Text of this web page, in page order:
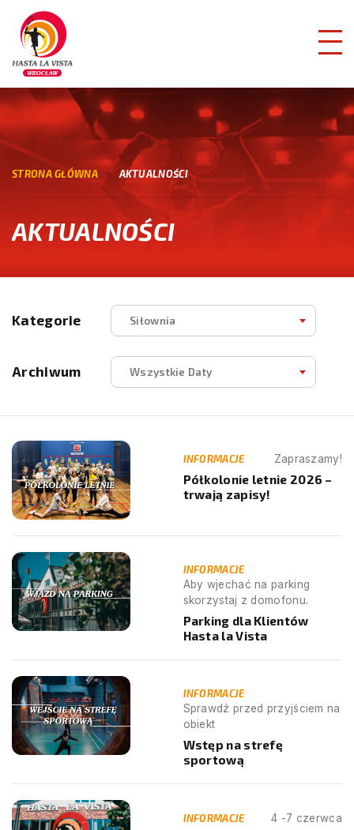
STRONA GŁÓWNA AKTUALNOŚCI
AKTUALNOŚCI
Kategorie Siłownia
Archiwum Wszystkie Daty
INFORMACJE Zapraszamy!
Półkolonie letnie 2026 –
trwają zapisy!
INFORMACJE
Aby wjechać na parking
skorzystaj z domofonu.
Parking dla Klientów
Hasta la Vista
INFORMACJE
Sprawdź przed przyjściem na
obiekt
Wstęp na strefę
sportową
INFORMACJE 4 -7 czerwca